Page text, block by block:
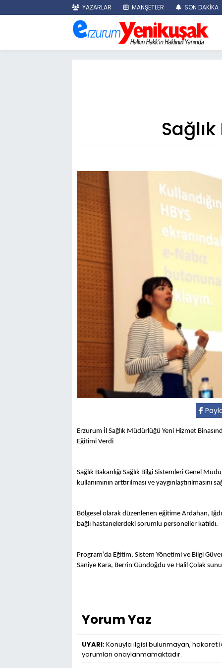
YAZARLAR MANŞETLER SON DAKİKA
Erzurum İl Sağlık Müdürlüğü Yeni Hizmet
Eğitimi Verdi
Sağlık Bakanlığı Sağlık Bilgi Sistemleri Genel
kullanımının arttırılması ve
Bölgesel olarak düzenlenen eğitime Ardahan,
bağlı hastanelerdeki sorumlu personeller katıldı.
Program’da Eğitim, Sistem Yönetimi ve Bilgi
Saniye Kara, Berrin Gündoğdu ve Halil Çolak
Yorum Yaz
UYARI:Konuyla ilgisi bulunmayan, hakaret
yorumları onaylanmamaktadır.